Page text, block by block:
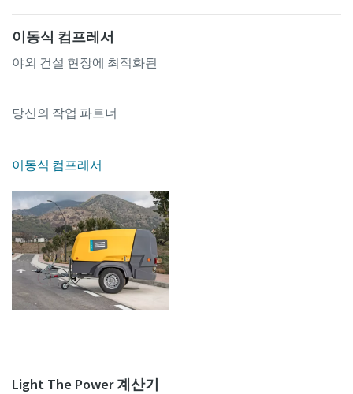
이동식 컴프레서
야외 건설 현장에 최적화된
당신의 작업 파트너
이동식 컴프레서
Light The Power 계산기